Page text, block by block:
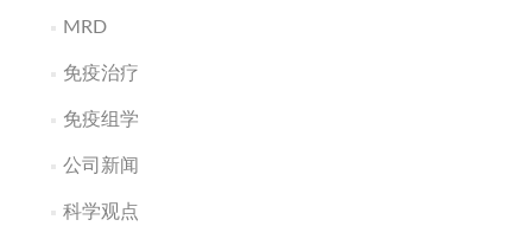
MRD
免疫治疗
免疫组学
公司新闻
科学观点